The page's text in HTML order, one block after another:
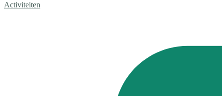
Activiteiten